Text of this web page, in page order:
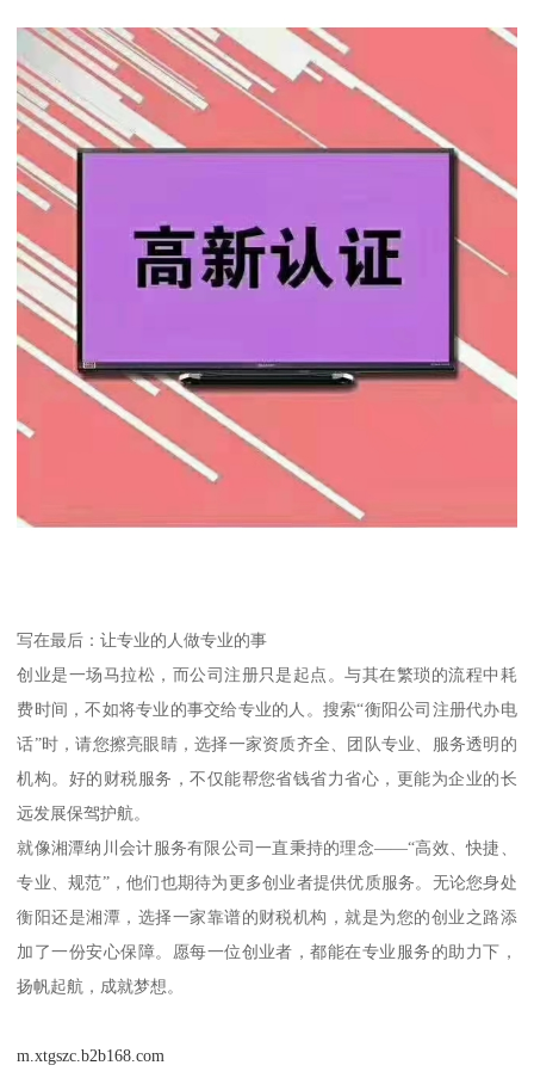
写在最后：让专业的人做专业的事
创业是一场马拉松，而公司注册只是起点。与其在繁琐的流程中耗
费时间，不如将专业的事交给专业的人。搜索“衡阳公司注册代办电
话”时，请您擦亮眼睛，选择一家资质齐全、团队专业、服务透明的
机构。好的财税服务，不仅能帮您省钱省力省心，更能为企业的长
远发展保驾护航。
就像湘潭纳川会计服务有限公司一直秉持的理念——“高效、快捷、
专业、规范”，他们也期待为更多创业者提供优质服务。无论您身处
衡阳还是湘潭，选择一家靠谱的财税机构，就是为您的创业之路添
加了一份安心保障。愿每一位创业者，都能在专业服务的助力下，
扬帆起航，成就梦想。
m.xtgszc.b2b168.com